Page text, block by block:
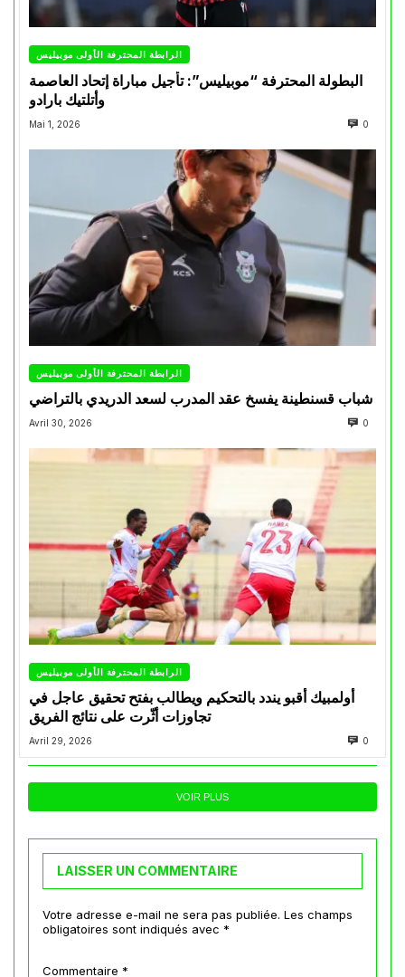
الرابطة المحترفة الأولى موبيليس
البطولة المحترفة “موبيليس”: تأجيل مباراة إتحاد العاصمة
وأتلتيك بارادو
Mai 1, 2026 0
الرابطة المحترفة الأولى موبيليس
شباب قسنطينة يفسخ عقد المدرب لسعد الدريدي بالتراضي
Avril 30, 2026 0
الرابطة المحترفة الأولى موبيليس
أولمبيك أقبو يندد بالتحكيم ويطالب بفتح تحقيق عاجل في
تجاوزات أثّرت على نتائج الفريق
Avril 29, 2026 0
VOIR PLUS
LAISSER UN COMMENTAIRE
Votre adresse e-mail ne sera pas publiée. Les champs
obligatoires sont indiqués avec *
Commentaire *